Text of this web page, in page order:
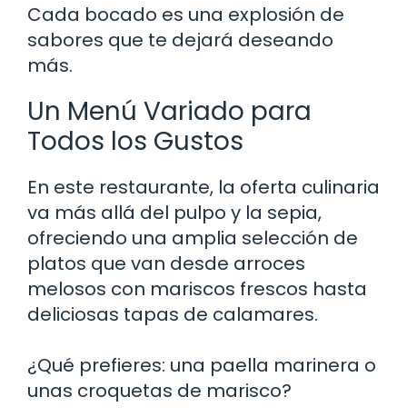
Cada bocado es una explosión de
sabores que te dejará deseando
más.
Un Menú Variado para
Todos los Gustos
En este restaurante, la oferta culinaria
va más allá del pulpo y la sepia,
ofreciendo una amplia selección de
platos que van desde arroces
melosos con mariscos frescos hasta
deliciosas tapas de calamares.
¿Qué prefieres: una paella marinera o
unas croquetas de marisco?